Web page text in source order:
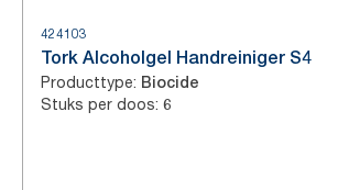
424103
Tork Alcoholgel Handreiniger S4
Producttype: Biocide
Stuks per doos: 6